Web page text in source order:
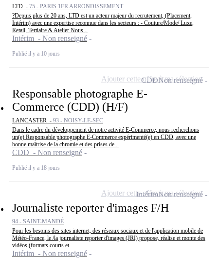
LTD - 75 - PARIS 1ER ARRONDISSEMENT
?Depuis plus de 20 ans, LTD est un acteur majeur du recrutement, (Placement,
Intérim) avec une expertise reconnue dans les secteurs : - Couture/Mode/ Luxe,
Retail, Tertiaire & Atelier Nous...
Intérim - Non renseigné
Publié il y a 10 jours
Responsable photographe E-
Commerce (CDD) (H/F)
LANCASTER - 93 - NOISY-LE-SEC
Dans le cadre du développement de notre activité E-Commerce, nous recherchons
un(e) Responsable photographe E-Commerce expérimenté(e) en CDD, avec une
bonne maîtrise de la chromie et des prises de...
CDD - Non renseigné
Publié il y a 18 jours
CDDNon renseigné
Ajouter cette offre à ma sélection
Journaliste reporter d'images F/H
94 - SAINT-MANDÉ
Pour les besoins des sites internet, des réseaux sociaux et de l'application mobile de
Météo-France, le /la journaliste reporter d'images (JRI) propose, réalise et monte des
vidéos (formats courts et...
Intérim - Non renseigné
IntérimNon renseigné
Ajouter cette offre à ma sélection